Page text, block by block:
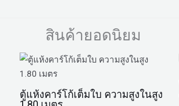
สินค้ายอดนิยม
ตู้แห้งคาร์โก้เต็มใบ ความสูงในสูง